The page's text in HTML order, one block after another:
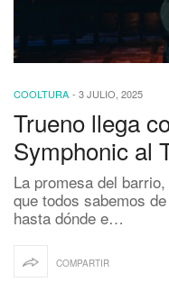
COOLTURA - 3 JULIO, 2025
Trueno llega
Symphonic al
La promesa del
que todos sabemos
hasta dónde e…
COMPARTIR